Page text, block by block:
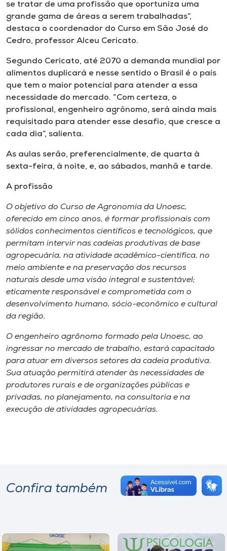
A+
A-
se tratar de uma profissão que oportuniza uma
grande gama de áreas a serem trabalhadas”,
destaca o coordenador do Curso em São José do
Cedro, professor Alceu Cericato.
Segundo Cericato, até 2070 a demanda mundial por
alimentos duplicará e nesse sentido o Brasil é o país
que tem o maior potencial para atender a essa
necessidade do mercado. “Com certeza, o
profissional, engenheiro agrônomo, será ainda mais
requisitado para atender esse desafio, que cresce a
cada dia”, salienta.
As aulas serão, preferencialmente, de quarta à
sexta-feira, à noite, e, ao sábados, manhã e tarde.
A profissão
O objetivo do Curso de Agronomia da Unoesc,
oferecido em cinco anos, é formar profissionais com
sólidos conhecimentos científicos e tecnológicos, que
permitam intervir nas cadeias produtivas de base
agropecuária, na atividade acadêmico-científica, no
meio ambiente e na preservação dos recursos
naturais desde uma visão integral e sustentável;
eticamente responsável e comprometida com o
desenvolvimento humano, sócio-econômico e cultural
da região.
O engenheiro agrônomo formado pela Unoesc, ao
ingressar no mercado de trabalho, estará capacitado
para atuar em diversos setores da cadeia produtiva.
Sua atuação permitirá atender às necessidades de
produtores rurais e de organizações públicas e
privadas, no planejamento, na consultoria e na
execução de atividades agropecuárias.
Confira também